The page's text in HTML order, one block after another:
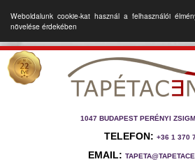
Weboldalunk cookie-kat használ a felhasználói
növelése érdekében
1047 BUDAPEST PERÉNYI
TELEFON: +36 1 370
EMAIL: